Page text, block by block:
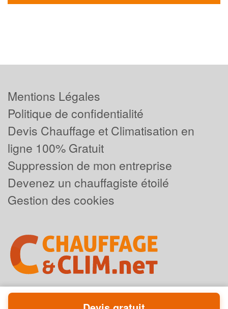
Mentions Légales
Politique de confidentialité
Devis Chauffage et Climatisation en
ligne 100% Gratuit
Suppression de mon entreprise
Devenez un chauffagiste étoilé
Gestion des cookies